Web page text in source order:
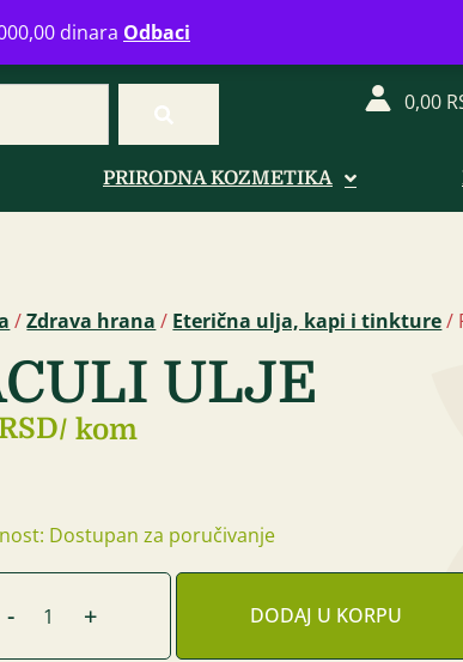
dinara Odbaci
770 39 61Radno vreme: Ponedeljak - Petak od 08-
0,00
PRIRODNA KOZMETIKA
/Zdrava hrana / Eterična ulja, kapi i tinkture/
ULJE
/ kom
Dostupan za poručivanje
- + DODAJ U KORPU